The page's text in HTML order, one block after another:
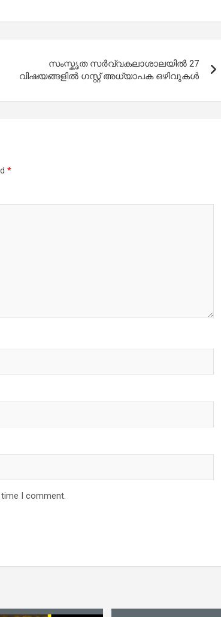
സംസ്കൃത സര്‍വ്വകലാശാലയില്‍ 27
വിഷയങ്ങളില്‍ ഗസ്റ്റ് അധ്യാപക ഒഴിവുകള്‍
*
I comment.